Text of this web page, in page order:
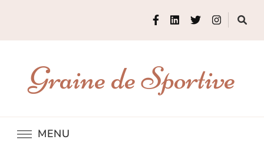
Graine de Sportive
MENU